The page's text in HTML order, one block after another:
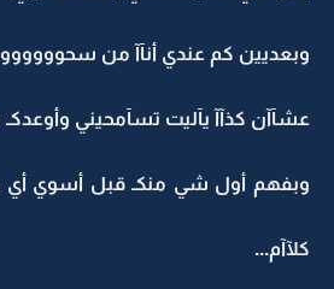
وبعديين كم عندي أنآآ من
عشآآن كذآآ يآليت تسآمحيني وأوعدكـ
وبفهم أول شي منكـ قبل أسوي أي
كلآآم...